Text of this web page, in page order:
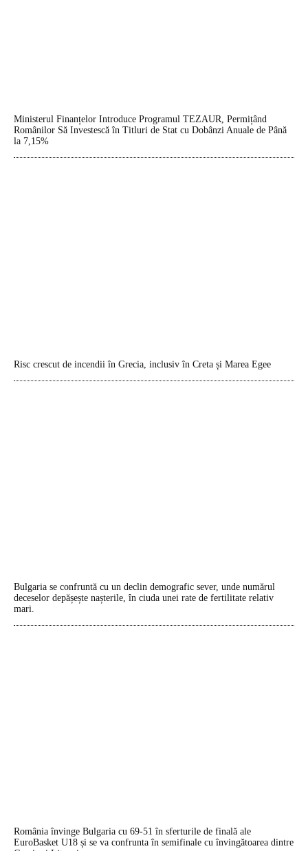
Ministerul Finanțelor Introduce Programul TEZAUR, Permițând
Românilor Să Investescă în Titluri de Stat cu Dobânzi Anuale de Până
la 7,15%
Risc crescut de incendii în Grecia, inclusiv în Creta și Marea Egee
Bulgaria se confruntă cu un declin demografic sever, unde numărul
deceselor depășește nașterile, în ciuda unei rate de fertilitate relativ
mari.
România învinge Bulgaria cu 69-51 în sferturile de finală ale
EuroBasket U18 și se va confrunta în semifinale cu învingătoarea dintre